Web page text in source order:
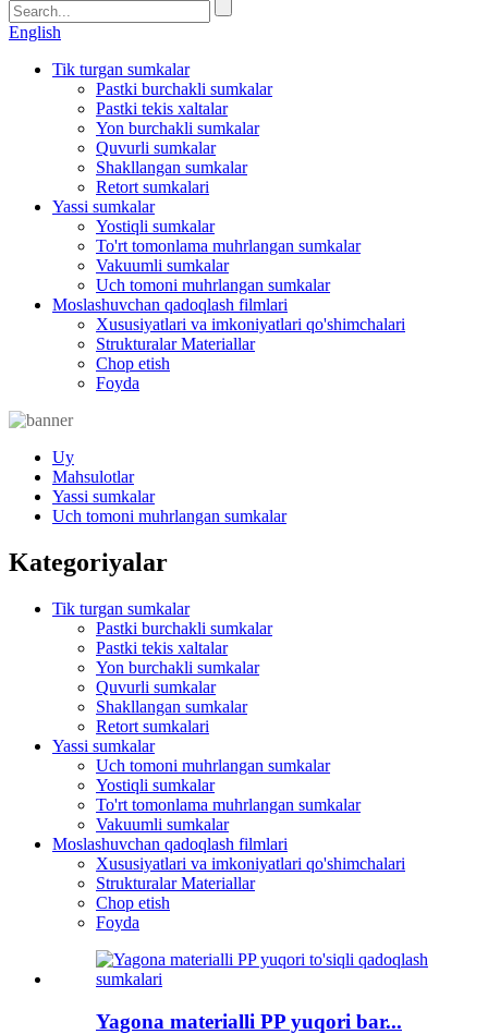
English
Tik turgan sumkalar
Pastki burchakli sumkalar
Pastki tekis xaltalar
Yon burchakli sumkalar
Quvurli sumkalar
Shakllangan sumkalar
Retort sumkalari
Yassi sumkalar
Yostiqli sumkalar
To'rt tomonlama muhrlangan sumkalar
Vakuumli sumkalar
Uch tomoni muhrlangan sumkalar
Moslashuvchan qadoqlash filmlari
Xususiyatlari va imkoniyatlari qo'shimchalari
Strukturalar Materiallar
Chop etish
Foyda
Uy
Mahsulotlar
Yassi sumkalar
Uch tomoni muhrlangan sumkalar
Kategoriyalar
Tik turgan sumkalar
Pastki burchakli sumkalar
Pastki tekis xaltalar
Yon burchakli sumkalar
Quvurli sumkalar
Shakllangan sumkalar
Retort sumkalari
Yassi sumkalar
Uch tomoni muhrlangan sumkalar
Yostiqli sumkalar
To'rt tomonlama muhrlangan sumkalar
Vakuumli sumkalar
Moslashuvchan qadoqlash filmlari
Xususiyatlari va imkoniyatlari qo'shimchalari
Strukturalar Materiallar
Chop etish
Foyda
Yagona materialli PP yuqori bar...